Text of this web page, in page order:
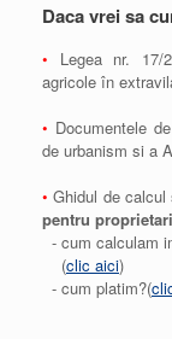
Daca vrei sa
• Legea nr. 17/
agricole în
• Documentele
de urbanism si a
• Ghidul de
pentru
- cum calculam
(clic aici)
- cum platim?(